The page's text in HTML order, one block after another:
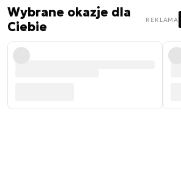
Wybrane okazje dla
Ciebie
REKLAMA